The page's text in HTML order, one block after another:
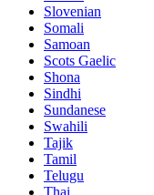
Slovenian
Somali
Samoan
Scots Gaelic
Shona
Sindhi
Sundanese
Swahili
Tajik
Tamil
Telugu